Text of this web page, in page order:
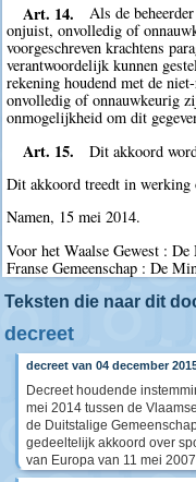
Art. 14.
Als de
onjuist, onvolledig of
voorgeschreven krachtens
verantwoordelijk kunnen
rekening houdend met de
onvolledig of onnauwkeurig
onmogelijkheid om dit
Art. 15.
Dit akkoord
Dit akkoord treedt in werking
Namen, 15 mei 2014.
Voor het Waalse Gewest :
Franse Gemeenschap : De
Teksten die naar dit
decreet
decreet van 04 december
Decreet houdende
mei 2014 tussen de
de Duitstalige
gedeeltelijk akkoord over
van Europa van 11 mei